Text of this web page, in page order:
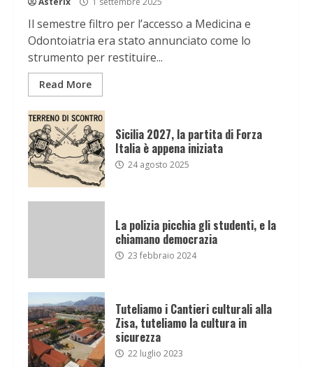
Il semestre filtro per l’accesso a Medicina e
Odontoiatria era stato annunciato come lo
strumento per restituire...
Read More
Sicilia 2027, la partita di Forza
Italia è appena iniziata
24 agosto 2025
La polizia picchia gli studenti, e la
chiamano democrazia
23 febbraio 2024
Tuteliamo i Cantieri culturali alla
Zisa, tuteliamo la cultura in
sicurezza
22 luglio 2023